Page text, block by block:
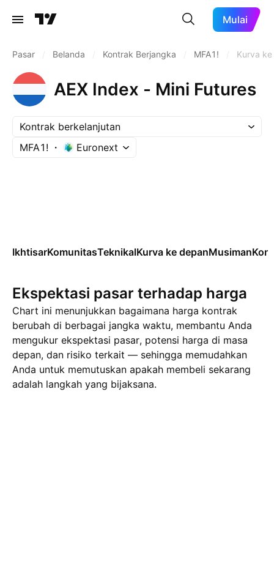
Mulai
Pasar Belanda Kontrak Berjangka MFA1! Kurva
AEX Index - Mini Futures
Kontrak berkelanjutan
MFA1!
Euronext
IkhtisarKomunitasTeknikalKurva ke depanMusiman
Ekspektasi pasar terhadap harga
Chart ini menunjukkan bagaimana harga kontrak
berubah di berbagai jangka waktu, membantu Anda
mengukur ekspektasi pasar, potensi harga di masa
depan, dan risiko terkait — sehingga memudahkan
Anda untuk memutuskan apakah membeli sekarang
adalah langkah yang bijaksana.